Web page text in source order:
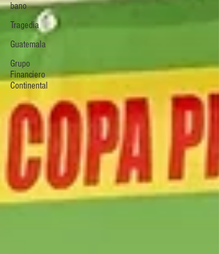
bano
Tragedia
Guatemala
Grupo
Financiero
Continental